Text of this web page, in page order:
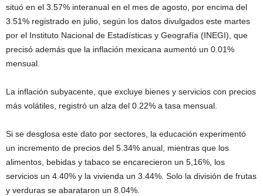
situó en el 3.57% interanual en el mes de agosto, por encima del
3.51% registrado en julio, según los datos divulgados este martes
por el Instituto Nacional de Estadísticas y Geografía (INEGI), que
precisó además que la inflación mexicana aumentó un 0.01%
mensual.
La inflación subyacente, que excluye bienes y servicios con precios
más volátiles, registró un alza del 0.22% a tasa mensual.
Si se desglosa este dato por sectores, la educación experimentó
un incremento de precios del 5.34% anual, mientras que los
alimentos, bebidas y tabaco se encarecieron un 5,16%, los
servicios un 4.40% y la vivienda un 3.44%. Solo la división de frutas
y verduras se abarataron un 8.04%.